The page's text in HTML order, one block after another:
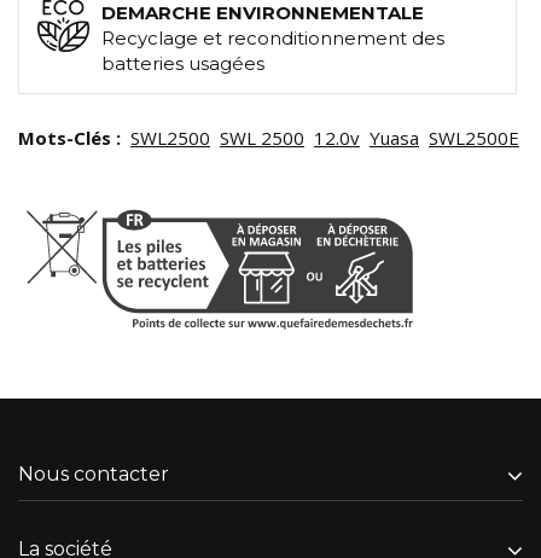
DEMARCHE ENVIRONNEMENTALE
Recyclage et reconditionnement des
batteries usagées
Mots-Clés : SWL2500 SWL 2500 12.0v Yuasa SWL2500E
Nous contacter
La société